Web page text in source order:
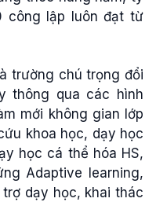
công lập luôn đạt từ
trường chú trọng đổi
thông qua các hình
mới không gian lớp
khoa học, dạy học
học cá thể hóa HS,
Adaptive learning,
dạy học, khai thác